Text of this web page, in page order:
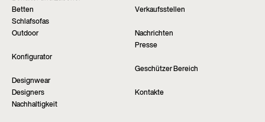
Betten
Verkaufsstellen
Schlafsofas
Outdoor
Nachrichten
Presse
Konfigurator
Geschützer Bereich
Designwear
Designers
Kontakte
Nachhaltigkeit